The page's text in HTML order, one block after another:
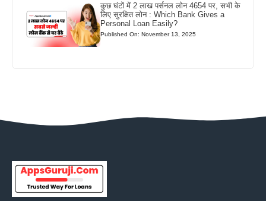
कुछ घंटों में 2 लाख पर्सनल लोन 4654 पर, सभी के
लिए सुरक्षित लोन : Which Bank Gives a
Personal Loan Easily?
Published On: November 13, 2025